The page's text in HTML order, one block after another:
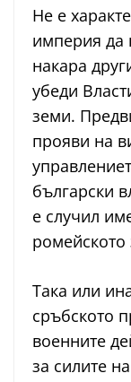
Не е
империя да
накара
убеди
земи.
прояви на
български
е случил
ромейското
Така или
сръбското
военните
за силите